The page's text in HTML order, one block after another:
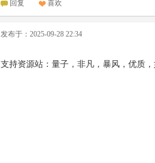
回复 喜欢
发布于：2025-09-28 22:34
支持资源站：量子，非凡，暴风，优质